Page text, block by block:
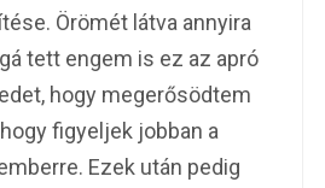
Örömét látva annyira
tett engem is ez az apró
hogy megerősödtem
figyeljek jobban a
Ezek után pedig